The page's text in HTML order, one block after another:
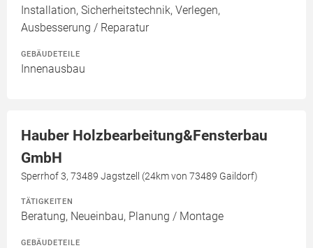
Installation, Sicherheitstechnik, Verlegen,
Ausbesserung / Reparatur
GEBÄUDETEILE
Innenausbau
Hauber Holzbearbeitung&Fensterbau
GmbH
Sperrhof 3, 73489 Jagstzell (24km von 73489 Gaildorf)
TÄTIGKEITEN
Beratung, Neueinbau, Planung / Montage
GEBÄUDETEILE